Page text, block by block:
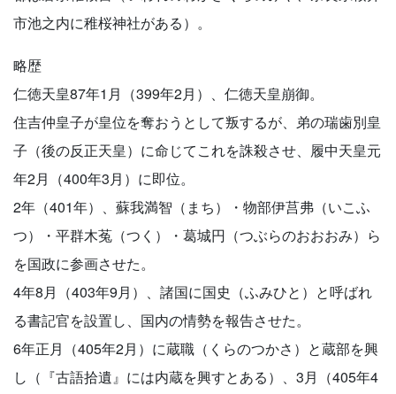
市池之内に稚桜神社がある）。
略歴
仁徳天皇87年1月（399年2月）、仁徳天皇崩御。
住吉仲皇子が皇位を奪おうとして叛するが、弟の瑞歯別皇
子（後の反正天皇）に命じてこれを誅殺させ、履中天皇元
年2月（400年3月）に即位。
2年（401年）、蘇我満智（まち）・物部伊莒弗（いこふ
つ）・平群木菟（つく）・葛城円（つぶらのおおおみ）ら
を国政に参画させた。
4年8月（403年9月）、諸国に国史（ふみひと）と呼ばれ
る書記官を設置し、国内の情勢を報告させた。
6年正月（405年2月）に蔵職（くらのつかさ）と蔵部を興
し（『古語拾遺』には内蔵を興すとある）、3月（405年4